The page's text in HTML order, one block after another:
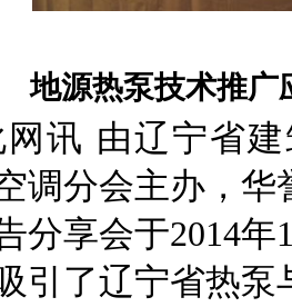
地源热泵技术推广
讯 由辽宁省建
调分会主办，
分享会于2014
引了辽宁省热